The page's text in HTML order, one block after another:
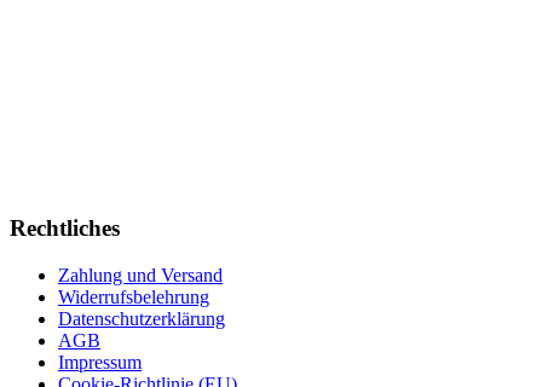
Rechtliches
Zahlung und Versand
Widerrufsbelehrung
Datenschutzerklärung
AGB
Impressum